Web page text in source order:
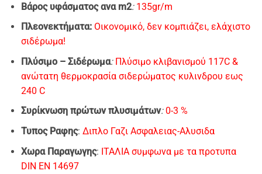
Βάρος υφάσματος ανα m2: 135gr/m
Πλεονεκτήματα: Οικονομικό, δεν κομπιάζει, ελάχιστο
σιδέρωμα!
Πλύσιμo – Σιδέρωμα: Πλύσιμο κλιβανισμού 117C &
ανώτατη θερμοκρασία σιδερώματος κυλινδρου εως
240 C
Συρίκνωση πρώτων πλυσιμάτων:0-3 %
Τυπος Ραφης: Διπλο Γαζι Ασφαλειας-Αλυσιδα
Χωρα Παραγωγης: ΙΤΑΛΙΑ συμφωνα με τα προτυπα
DIN EN 14697